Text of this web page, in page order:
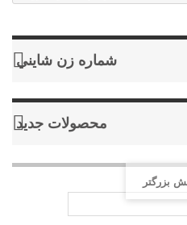
شماره زن شايني
محصولات جدید